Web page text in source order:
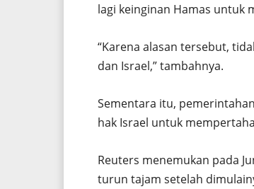
lagi keinginan Hamas untuk
“Karena alasan tersebut,
dan Israel,” tambahnya.
Sementara itu,
hak Israel untuk
Reuters menemukan pada
turun tajam setelah